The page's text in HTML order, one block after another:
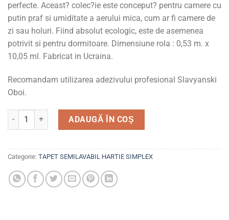
perfecte. Aceast? colec?ie este conceput? pentru camere cu
putin praf si umiditate a aerului mica, cum ar fi camere de
zi sau holuri. Fiind absolut ecologic, este de asemenea
potrivit si pentru dormitoare. Dimensiune rola : 0,53 m. x
10,05 ml. Fabricat in Ucraina.
Recomandam utilizarea adezivului profesional Slavyanski
Oboi.
Cantitate Tapet semilavabil, simplex, hartie, 6562-02 Avanti
ADAUGĂ ÎN COȘ
Categorie: TAPET SEMILAVABIL HARTIE SIMPLEX